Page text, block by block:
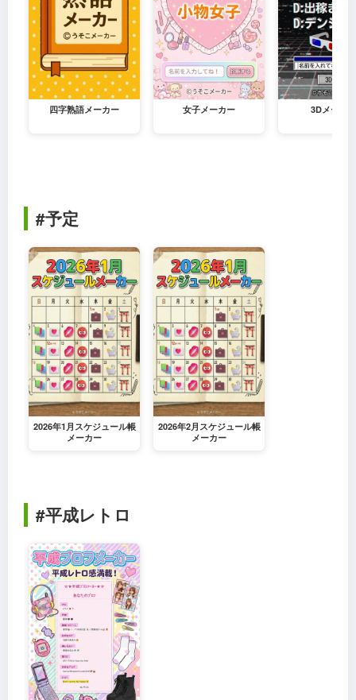
四字熟語メーカー 女子メーカー 3Dメーカー
#予定
2026年1月スケジュール帳
メーカー
2026年2月スケジュール帳
メーカー
#平成レトロ